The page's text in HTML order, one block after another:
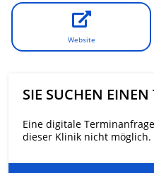
Website
SIE SUCHEN
Eine digitale
dieser Klinik nicht möglich.